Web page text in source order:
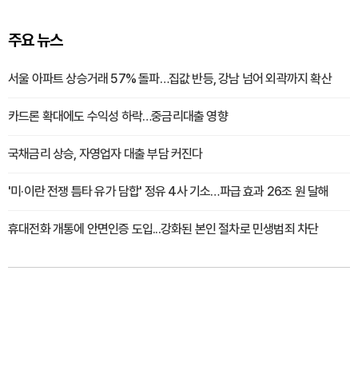
주요 뉴스
서울 아파트 상승거래 57% 돌파…집값 반등, 강남 넘어 외곽까지 확산
카드론 확대에도 수익성 하락…중금리대출 영향
국채금리 상승, 자영업자 대출 부담 커진다
'미·이란 전쟁 틈타 유가 담합' 정유 4사 기소…파급 효과 26조 원 달해
휴대전화 개통에 안면인증 도입...강화된 본인 절차로 민생범죄 차단